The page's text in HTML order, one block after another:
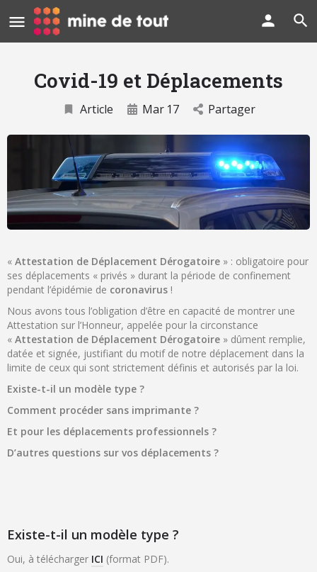
Covid-19 et Déplacements
Article Mar 17 Partager
« Attestation de Déplacement Dérogatoire » : obligatoire pour
ses déplacements « privés » durant la période de confinement
pendant l’épidémie de coronavirus !
Nous avons tous l’obligation d’être en capacité de montrer une
Attestation sur l’Honneur, appelée pour la circonstance
« Attestation de Déplacement Dérogatoire » dûment remplie,
datée et signée, justifiant du motif de notre déplacement dans la
limite de ceux qui sont strictement définis et autorisés par la loi.
Existe-t-il un modèle type ?
Comment procéder sans imprimante ?
Et pour les déplacements professionnels ?
D’autres questions sur vos déplacements ?
Existe-t-il un modèle type ?
Oui, à télécharger ICI (format PDF).